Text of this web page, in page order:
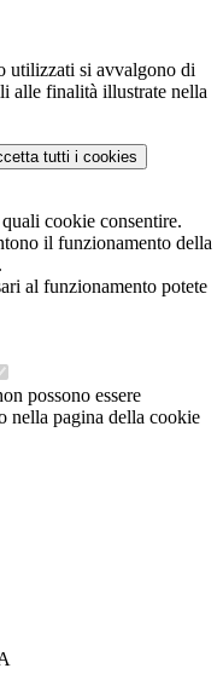
utilizzati si avvalgono di
alle finalità illustrate nella
tutti i cookies
cookie consentire.
il funzionamento della
al funzionamento potete
possono essere
nella pagina della cookie